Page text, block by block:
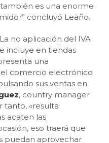
es una enorme
concluyó Leaño.
no aplicación del IVA
incluye en tiendas
una
comercio electrónico
sus ventas en
, country manager
tanto, «resulta
acaten las
eso traerá que
puedan aprovechar